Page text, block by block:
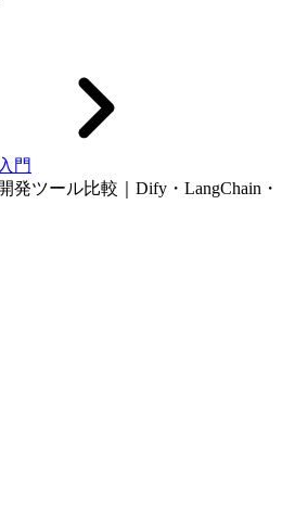
門
発ツール比較｜Dify・LangChain・